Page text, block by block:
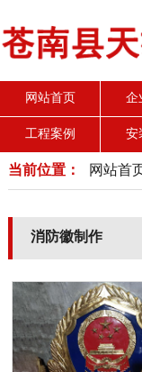
网站首页 企
工程案例 安
当前位置： 网站首
消防徽制作